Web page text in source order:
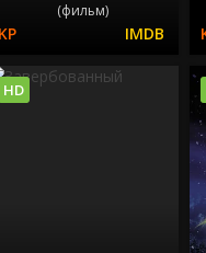
(фильм)
HD